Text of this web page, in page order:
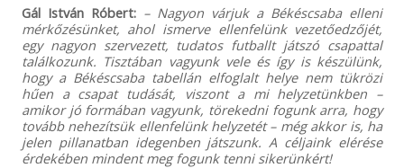
Gál István Róbert: – Nagyon várjuk a Békéscsaba elleni
mérkőzésünket, ahol ismerve ellenfelünk vezetőedzőjét,
egy nagyon szervezett, tudatos futballt játszó csapattal
találkozunk. Tisztában vagyunk vele és így is készülünk,
hogy a Békéscsaba tabellán elfoglalt helye nem tükrözi
hűen a csapat tudását, viszont a mi helyzetünkben –
amikor jó formában vagyunk, törekedni fogunk arra, hogy
tovább nehezítsük ellenfelünk helyzetét – még akkor is, ha
jelen pillanatban idegenben játszunk. A céljaink elérése
érdekében mindent meg fogunk tenni sikerünkért!